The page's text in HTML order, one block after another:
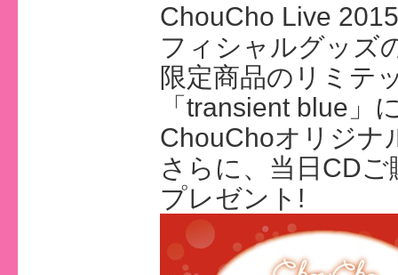
ChouCho Live
フィシャルグッズ
限定商品のリミテ
「transient blue」
ChouChoオリジナ
さらに、当日CD
プレゼント!